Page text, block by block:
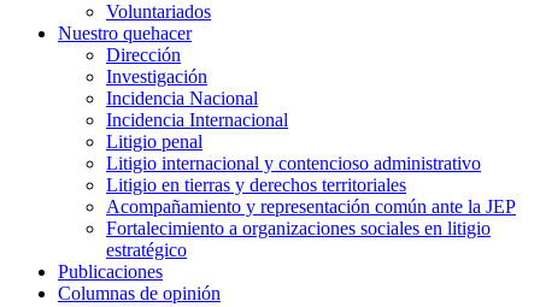
Voluntariados
Nuestro quehacer
Dirección
Investigación
Incidencia Nacional
Incidencia Internacional
Litigio penal
Litigio internacional y contencioso administrativo
Litigio en tierras y derechos territoriales
Acompañamiento y representación común ante la JEP
Fortalecimiento a organizaciones sociales en litigio
estratégico
Publicaciones
Columnas de opinión